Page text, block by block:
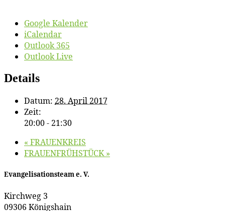
Google Kalender
iCalendar
Outlook 365
Outlook Live
Details
Datum: 28. April 2017
Zeit:
20:00 - 21:30
« FRAUENKREIS
FRAUENFRÜHSTÜCK»
Evan­ge­li­sa­ti­ons­team e. V.
Kirch­weg 3
09306 Königshain